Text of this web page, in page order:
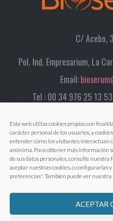
Esta web utiliza cookies propias con
carácter personal de los usuarios, y
entender cómo los visitantes interactúan
anónima. Para obtener más información
de sus datos personales, consulte nuestra
aceptar nuestras cookies, o configurarlas
preferencias". También puede ver nuestra
ACEPTAR
C/ Acebo,
Pol. Ind. Empresarium, La
Email:
Tel : 00 34 976 25 13